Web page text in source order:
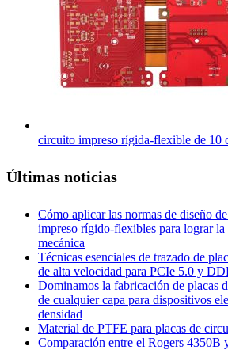
circuito impreso rígida-flexible de 10
Últimas noticias
Cómo aplicar las normas de diseño
impreso rígido-flexibles para lograr
mecánica
Técnicas esenciales de trazado de
de alta velocidad para PCIe 5.0 y
Dominamos la fabricación de placas
de cualquier capa para dispositivos
densidad
Material de PTFE para placas de
Comparación entre el Rogers 4350B